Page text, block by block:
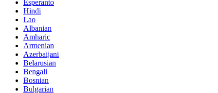
Esperanto
Hindi
Lao
Albanian
Amharic
Armenian
Azerbaijani
Belarusian
Bengali
Bosnian
Bulgarian